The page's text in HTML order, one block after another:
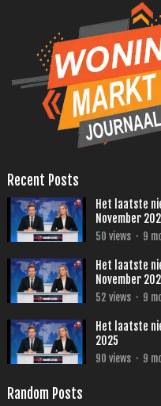
Recent Posts
Het laatste
November
50 views · 9
Het laatste
November
52 views · 9
Het laatste
2025
90 views · 9
Random Posts